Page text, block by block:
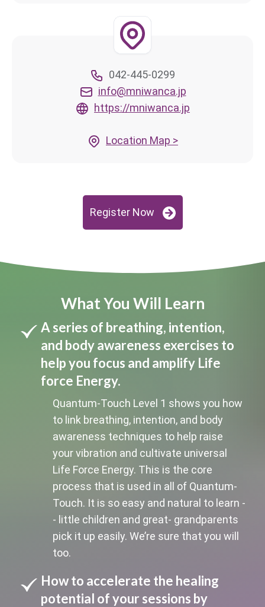
042-445-0299
info@mniwanca.jp
https://mniwanca.jp
Location Map >
Register Now
What You Will Learn
A series of breathing, intention,
and body awareness exercises to
help you focus and amplify Life
force Energy.
Quantum-Touch Level 1 shows you how
to link breathing, intention, and body
awareness techniques to help raise
your vibration and cultivate universal
Life Force Energy. This is the core
process that is used in all of Quantum-
Touch. It is so easy and natural to learn -
- little children and great- grandparents
pick it up easily. We’re sure that you will
too.
How to accelerate the healing
potential of your sessions by